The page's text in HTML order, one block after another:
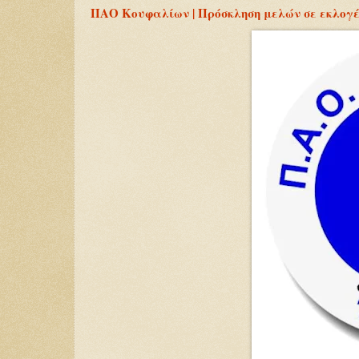
ΠΑΟ Κουφαλίων | Πρόσκληση μελών σε